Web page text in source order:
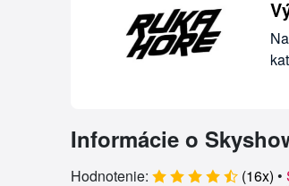
Informácie o
Hodnotenie: (16x) •